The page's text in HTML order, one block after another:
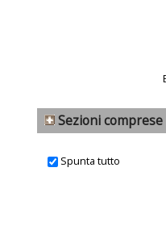
Sezioni
Spunta tutto